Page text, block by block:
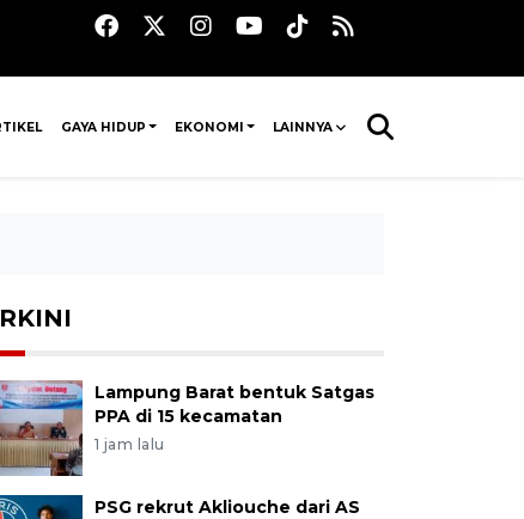
GAYA HIDUP EKONOMI LAINNYA
Lampung Barat bentuk Satgas
PPA di 15 kecamatan
1 jam lalu
PSG rekrut Akliouche dari AS